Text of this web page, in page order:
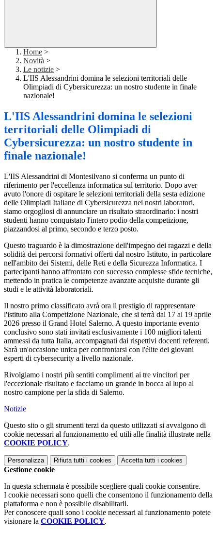
Home >
Novità >
Le notizie >
L'IIS Alessandrini domina le selezioni territoriali delle
Olimpiadi di Cybersicurezza: un nostro studente in finale
nazionale!
L'IIS Alessandrini domina le selezioni
territoriali delle Olimpiadi di
Cybersicurezza: un nostro studente in
finale nazionale!
L'IIS Alessandrini di Montesilvano si conferma un punto di
riferimento per l'eccellenza informatica sul territorio. Dopo aver
avuto l'onore di ospitare le selezioni territoriali della sesta edizione
delle Olimpiadi Italiane di Cybersicurezza nei nostri laboratori,
siamo orgogliosi di annunciare un risultato straordinario: i nostri
studenti hanno conquistato l'intero podio della competizione,
piazzandosi al primo, secondo e terzo posto.
Questo traguardo è la dimostrazione dell'impegno dei ragazzi e della
solidità dei percorsi formativi offerti dal nostro Istituto, in particolare
nell'ambito dei Sistemi, delle Reti e della Sicurezza Informatica. I
partecipanti hanno affrontato con successo complesse sfide tecniche,
mettendo in pratica le competenze avanzate acquisite durante gli
studi e le attività laboratoriali.
Il nostro primo classificato avrà ora il prestigio di rappresentare
l'istituto alla Competizione Nazionale, che si terrà dal 17 al 19 aprile
2026 presso il Grand Hotel Salerno. A questo importante evento
conclusivo sono stati invitati esclusivamente i 100 migliori talenti
ammessi da tutta Italia, accompagnati dai rispettivi docenti referenti.
Sarà un'occasione unica per confrontarsi con l'élite dei giovani
esperti di cybersecurity a livello nazionale.
Rivolgiamo i nostri più sentiti complimenti ai tre vincitori per
l'eccezionale risultato e facciamo un grande in bocca al lupo al
nostro campione per la sfida di Salerno.
Notizie
Questo sito o gli strumenti terzi da questo utilizzati si avvalgono di
cookie necessari al funzionamento ed utili alle finalità illustrate nella
COOKIE POLICY.
Personalizza Rifiuta tutti i cookies Accetta tutti i cookies
Gestione cookie
In questa schermata è possibile scegliere quali cookie consentire.
I cookie necessari sono quelli che consentono il funzionamento della
piattaforma e non è possibile disabilitarli.
Per conoscere quali sono i cookie necessari al funzionamento potete
visionare la COOKIE POLICY.